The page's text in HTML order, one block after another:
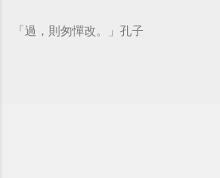
「過，則匆憚改。」孔子